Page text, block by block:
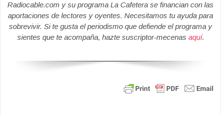
Radiocable.com y su programa La Cafetera se financian con las
aportaciones de lectores y oyentes. Necesitamos tu ayuda para
sobrevivir. Si te gusta el periodismo que defiende el programa y
sientes que te acompaña, hazte suscriptor-mecenas aquí.